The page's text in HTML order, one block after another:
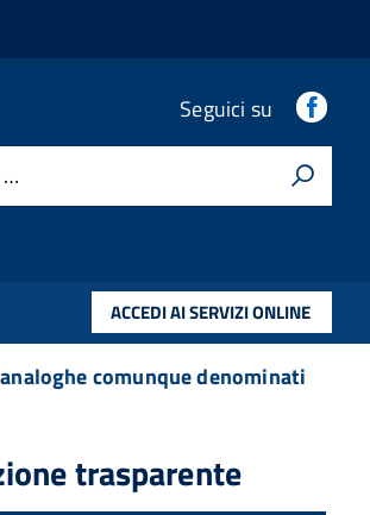
Seguici su
…
ACCEDI AI SERVIZI ONLINE
comunque denominati
trasparente